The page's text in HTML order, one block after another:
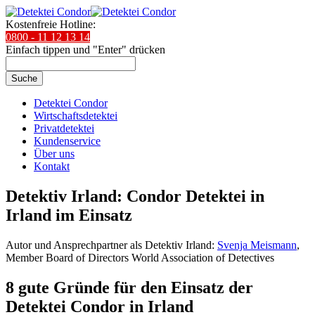
Kostenfreie Hotline:
0800 - 11 12 13 14
Einfach tippen und "Enter" drücken
Suche
Detektei Condor
Wirtschaftsdetektei
Privatdetektei
Kundenservice
Über uns
Kontakt
Detektiv Irland: Condor Detektei in
Irland im Einsatz
Autor und Ansprechpartner als Detektiv Irland: Svenja Meismann,
Member Board of Directors World Association of Detectives
8 gute Gründe für den Einsatz der
Detektei Condor in Irland